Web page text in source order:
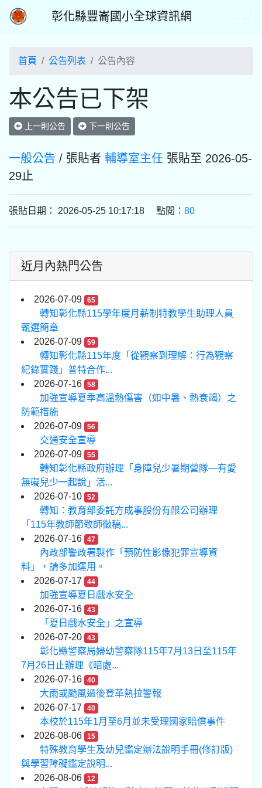
彰化縣豐崙國小全球資訊網
首頁 公告列表 公告內容
本公告已下架
上一則公告 下一則公告
一般公告 / 張貼者 輔導室主任 張貼至 2026-05-
29止
張貼日期： 2026-05-25 10:17:18 點閱： 80
近月內熱門公告
2026-07-09 65
轉知彰化縣115學年度月薪制特教學生助理人員
甄選簡章
2026-07-09
59
轉知彰化縣115年度「從觀察到理解：行為觀察
紀錄實踐」普特合作...
2026-07-16
58
加強宣導夏季高溫熱傷害（如中暑、熱衰竭）之
防範措施
2026-07-09
56
交通安全宣導
2026-07-09
55
轉知彰化縣政府辦理「身障兒少暑期營隊—有愛
無礙兒少一起說」活...
2026-07-10
52
轉知：教育部委託方成事股份有限公司辦理
「115年教師節敬師徵稿...
2026-07-16
47
內政部警政署製作「預防性影像犯罪宣導資
料」，請多加運用。
2026-07-17
44
加強宣導夏日戲水安全
2026-07-16
43
「夏日戲水安全」之宣導
2026-07-20
43
彰化縣警察局婦幼警察隊115年7月13日至115年
7月26日止辦理《暗處...
2026-07-16
40
大雨或颱風過後登革熱拉警報
2026-07-17
40
本校於115年1月至6月並未受理國家賠償事件
2026-08-06
15
特殊教育學生及幼兒鑑定辦法說明手冊(修訂版)
與學習障礙鑑定說明...
2026-08-06
12